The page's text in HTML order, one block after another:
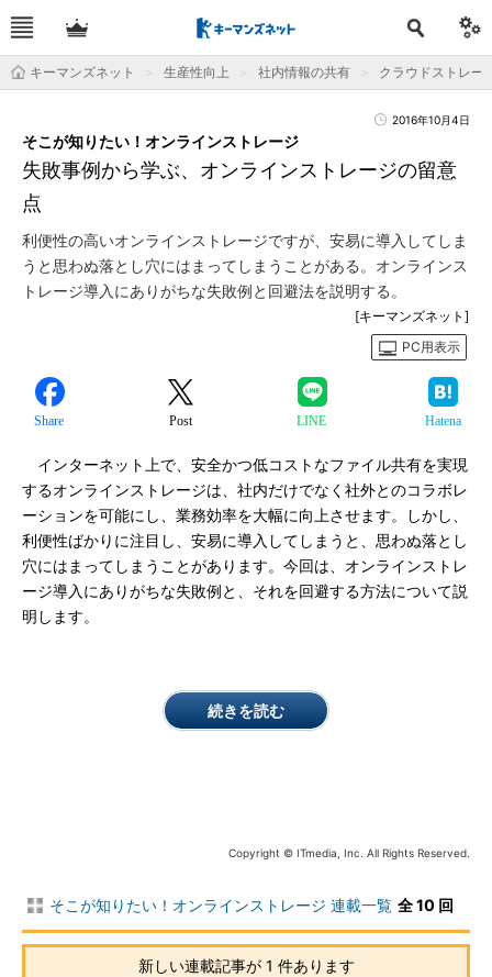
キーマンズネット 生産性向上 社内情報の共有 クラウドストレー
2016年10月4日
失敗事例から学ぶ、オンラインストレージの留意
点
そこが知りたい！オンラインストレージ
利便性の高いオンラインストレージですが、安易に導入してしま
うと思わぬ落とし穴にはまってしまうことがある。オンラインス
トレージ導入にありがちな失敗例と回避法を説明する。
[キーマンズネット]
PC用表示
Share Post LINE Hatena
インターネット上で、安全かつ低コストなファイル共有を実現
するオンラインストレージは、社内だけでなく社外とのコラボレ
ーションを可能にし、業務効率を大幅に向上させます。しかし、
利便性ばかりに注目し、安易に導入してしまうと、思わぬ落とし
穴にはまってしまうことがあります。今回は、オンラインストレ
ージ導入にありがちな失敗例と、それを回避する方法について説
明します。
続きを読む
Copyright © ITmedia, Inc. All Rights Reserved.
そこが知りたい！オンラインストレージ 連載一覧 全 10 回
新しい連載記事が 1 件あります